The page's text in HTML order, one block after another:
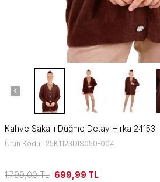
Kahve Sakallı Düğme Detay Hırka 24153
Ürün Kodu : 25K1123DIS050-004
1.799,00TL 699,99 TL